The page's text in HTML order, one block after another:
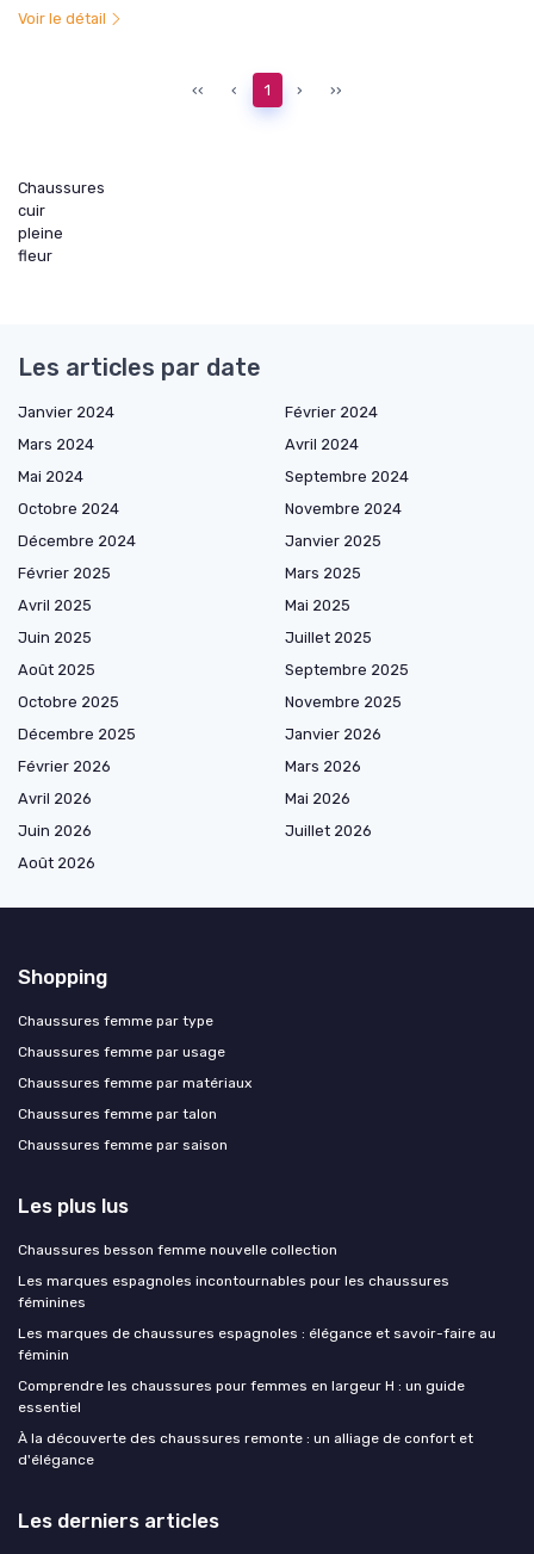
Voir le détail
‹‹ ‹ 1 › ››
Chaussures
cuir
pleine
fleur
Les articles par date
Janvier 2024
Février 2024
Mars 2024
Avril 2024
Mai 2024
Septembre 2024
Octobre 2024
Novembre 2024
Décembre 2024
Janvier 2025
Février 2025
Mars 2025
Avril 2025
Mai 2025
Juin 2025
Juillet 2025
Août 2025
Septembre 2025
Octobre 2025
Novembre 2025
Décembre 2025
Janvier 2026
Février 2026
Mars 2026
Avril 2026
Mai 2026
Juin 2026
Juillet 2026
Août 2026
Shopping
Chaussures femme par type
Chaussures femme par usage
Chaussures femme par matériaux
Chaussures femme par talon
Chaussures femme par saison
Les plus lus
Chaussures besson femme nouvelle collection
Les marques espagnoles incontournables pour les chaussures
féminines
Les marques de chaussures espagnoles : élégance et savoir-faire au
féminin
Comprendre les chaussures pour femmes en largeur H : un guide
essentiel
À la découverte des chaussures remonte : un alliage de confort et
d'élégance
Les derniers articles